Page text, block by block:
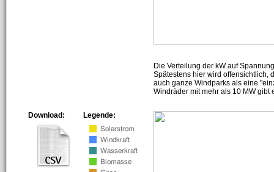
Die Verteilung der kW auf
Spätestens hier wird offensichtlich,
auch ganze Windparks als eine
Windräder mit mehr als 10 MW gibt
Legende:
Download: